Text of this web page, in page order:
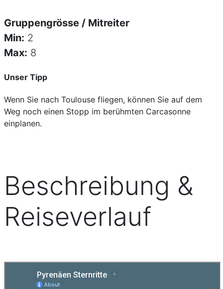
Gruppengrösse / Mitreiter
Min: 2
Max: 8
Unser Tipp
Wenn Sie nach Toulouse fliegen, können Sie auf dem
Weg noch einen Stopp im berühmten Carcasonne
einplanen.
Beschreibung &
Reiseverlauf